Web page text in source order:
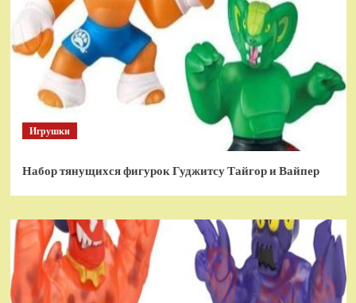
Игрушки
Набор тянущихся фигурок Гуджитсу Тайгор и Вайпер